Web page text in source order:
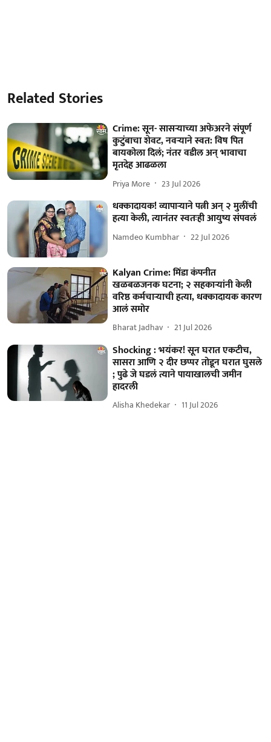
Related Stories
Crime: सून- सासऱ्याच्या अफेअरने संपूर्ण
कुटुंबाचा शेवट, नवऱ्याने स्वत: विष पित
बायकोला दिलं; नंतर वडील अन् भावाचा
मृतदेह आढळला
Priya More 23 Jul 2026
धक्कादायक! व्यापाऱ्याने पत्नी अन् २ मुलींची
हत्या केली, त्यानंतर स्वतःही आयुष्य संपवलं
Namdeo Kumbhar 22 Jul 2026
Kalyan Crime: मिंडा कंपनीत
खळबळजनक घटना; २ सहकाऱ्यांनी केली
वरिष्ठ कर्मचाऱ्याची हत्या, धक्कादायक कारण
आलं समोर
Bharat Jadhav 21 Jul 2026
Shocking : भयंकर! सून घरात एकटीच,
सासरा आणि २ दीर छप्पर तोडून घरात घुसले
; पुढे जे घडलं त्याने पायाखालची जमीन
हादरली
Alisha Khedekar 11 Jul 2026